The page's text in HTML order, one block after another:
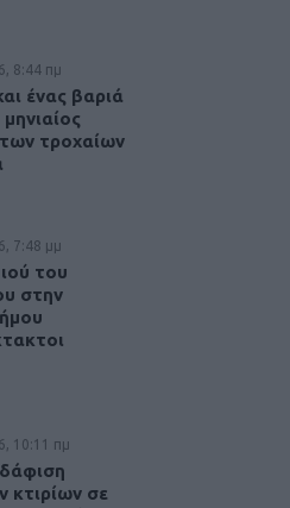
8:44 πμ
ένας βαριά
τροχαίων
7:48 μμ
του
στην
10:11 πμ
κτιρίων σε